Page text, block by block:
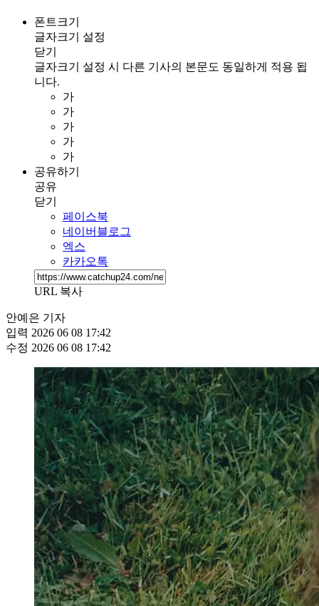
폰트크기
글자크기 설정
닫기
글자크기 설정 시 다른 기사의 본문도 동일하게 적용 됩
니다.
가
가
가
가
가
공유하기
공유
닫기
페이스북
네이버블로그
엑스
카카오톡
URL 복사
안예은 기자
입력 2026 06 08 17:42
수정 2026 06 08 17:42